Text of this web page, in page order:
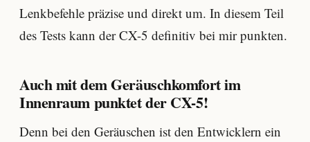
Lenkbefehle präzise und direkt um. In diesem Teil
des Tests kann der CX-5 definitiv bei mir punkten.
Auch mit dem Geräuschkomfort im
Innenraum punktet der CX-5!
Denn bei den Geräuschen ist den Entwicklern ein